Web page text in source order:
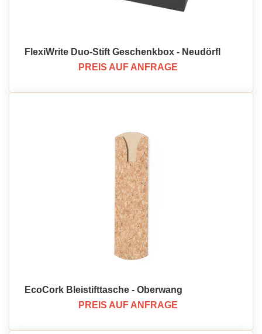
FlexiWrite Duo-Stift Geschenkbox - Neudörfl
PREIS AUF ANFRAGE
EcoCork Bleistifttasche - Oberwang
PREIS AUF ANFRAGE